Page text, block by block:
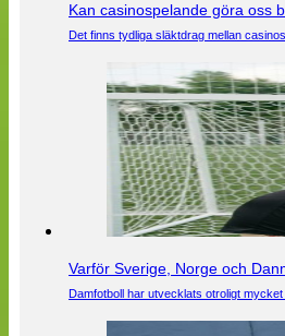
Kan casinospelande göra oss
Det finns tydliga släktdrag mellan
Varför Sverige, Norge och
Damfotboll har utvecklats otroligt